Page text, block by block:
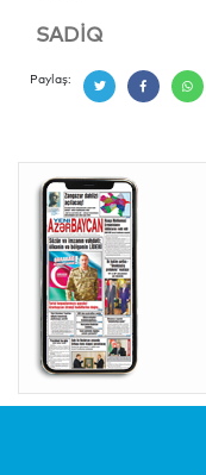
SADİQ
Paylaş: